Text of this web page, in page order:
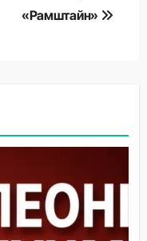
«Рамштайн»